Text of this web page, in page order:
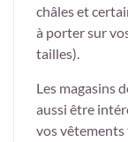
châles et
à porter sur
tailles).
Les magasins
aussi être
vos